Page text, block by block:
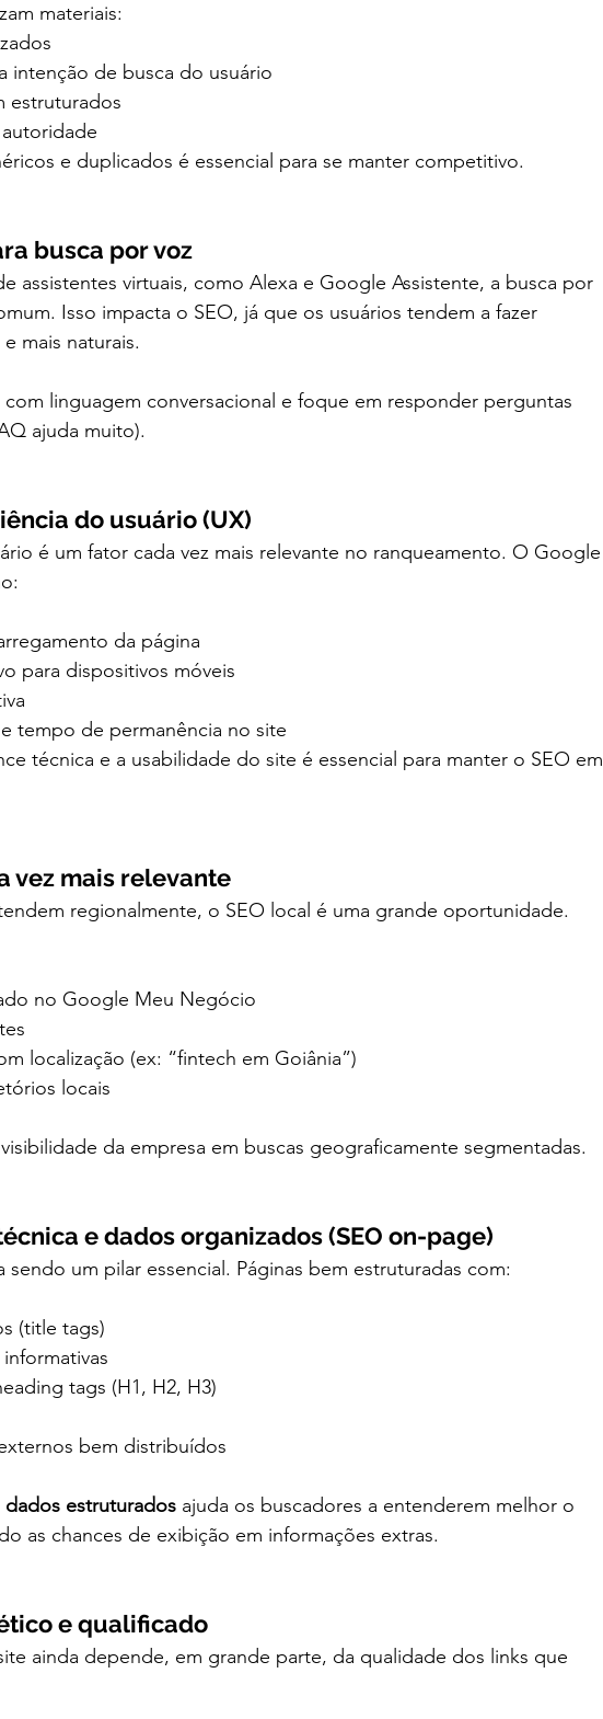
materiais:
intenção de busca do usuário
estruturados
e duplicados é essencial para se manter competitivo.
busca por voz
assistentes virtuais, como Alexa e Google Assistente, a busca por
Isso impacta o SEO, já que os usuários tendem a fazer
mais naturais.
linguagem conversacional e foque em responder perguntas
ajuda muito).
do usuário (UX)
é um fator cada vez mais relevante no ranqueamento. O Google
da página
para dispositivos móveis
tempo de permanência no site
técnica e a usabilidade do site é essencial para manter o SEO em
vez mais relevante
regionalmente, o SEO local é uma grande oportunidade.
no Google Meu Negócio
localização (ex: “fintech em Goiânia”)
locais
da empresa em buscas geograficamente segmentadas.
e dados organizados (SEO on-page)
sendo um pilar essencial. Páginas bem estruturadas com:
(title tags)
tags (H1, H2, H3)
bem distribuídos
dados estruturados ajuda os buscadores a entenderem melhor o
as chances de exibição em informações extras.
e qualificado
ainda depende, em grande parte, da qualidade dos links que